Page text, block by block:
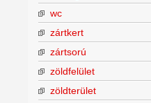
wc
zártkert
zártsorú
zöldfelület
zöldterület